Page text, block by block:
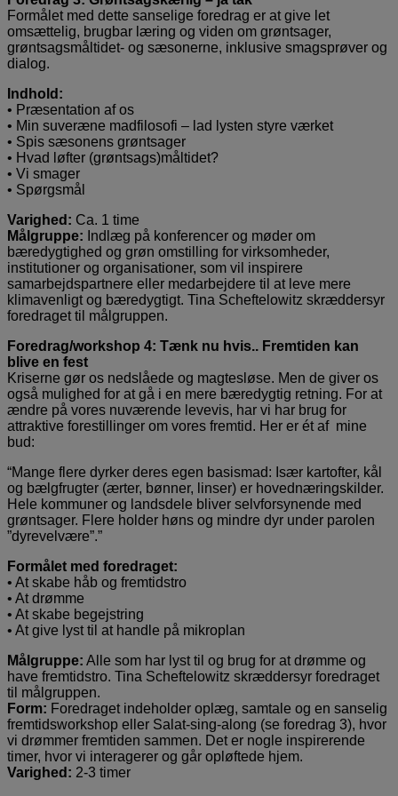
Formålet med dette sanselige foredrag er at give let
omsættelig, brugbar læring og viden om grøntsager,
grøntsagsmåltidet- og sæsonerne, inklusive smagsprøver og
dialog.
Indhold:
• Præsentation af os
• Min suveræne madfilosofi – lad lysten styre værket
• Spis sæsonens grøntsager
• Hvad løfter (grøntsags)måltidet?
• Vi smager
• Spørgsmål
Varighed: Ca. 1 time
Målgruppe: Indlæg på konferencer og møder om
bæredygtighed og grøn omstilling for virksomheder,
institutioner og organisationer, som vil inspirere
samarbejdspartnere eller medarbejdere til at leve mere
klimavenligt og bæredygtigt. Tina Scheftelowitz skræddersyr
foredraget til målgruppen.
Foredrag/workshop 4: Tænk nu hvis.. Fremtiden kan
blive en fest
Kriserne gør os nedslåede og magtesløse. Men de giver os
også mulighed for at gå i en mere bæredygtig retning. For at
ændre på vores nuværende levevis, har vi har brug for
attraktive forestillinger om vores fremtid. Her er ét af mine
bud:
“Mange flere dyrker deres egen basismad: Især kartofter, kål
og bælgfrugter (ærter, bønner, linser) er hovednæringskilder.
Hele kommuner og landsdele bliver selvforsynende med
grøntsager. Flere holder høns og mindre dyr under parolen
”dyrevelvære”.”
Formålet med foredraget:
• At skabe håb og fremtidstro
• At drømme
• At skabe begejstring
• At give lyst til at handle på mikroplan
Målgruppe: Alle som har lyst til og brug for at drømme og
have fremtidstro. Tina Scheftelowitz skræddersyr foredraget
til målgruppen.
Form: Foredraget indeholder oplæg, samtale og en sanselig
fremtidsworkshop eller Salat-sing-along (se foredrag 3), hvor
vi drømmer fremtiden sammen. Det er nogle inspirerende
timer, hvor vi interagerer og går opløftede hjem.
Varighed: 2-3 timer